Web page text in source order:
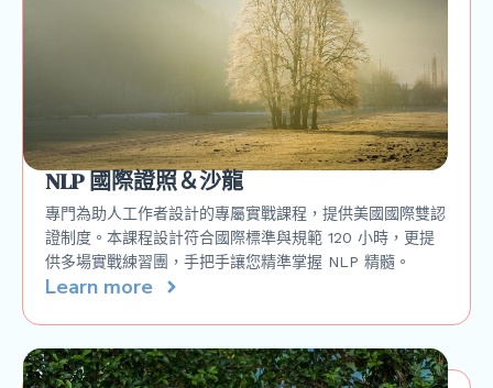
NLP 國際證照＆沙龍
專門為助人工作者設計的專屬實戰課程，提供美國國際雙認
證制度。本課程設計符合國際標準與規範 120 小時，更提
供多場實戰練習團，手把手讓您精準掌握 NLP 精髓。
Learn more